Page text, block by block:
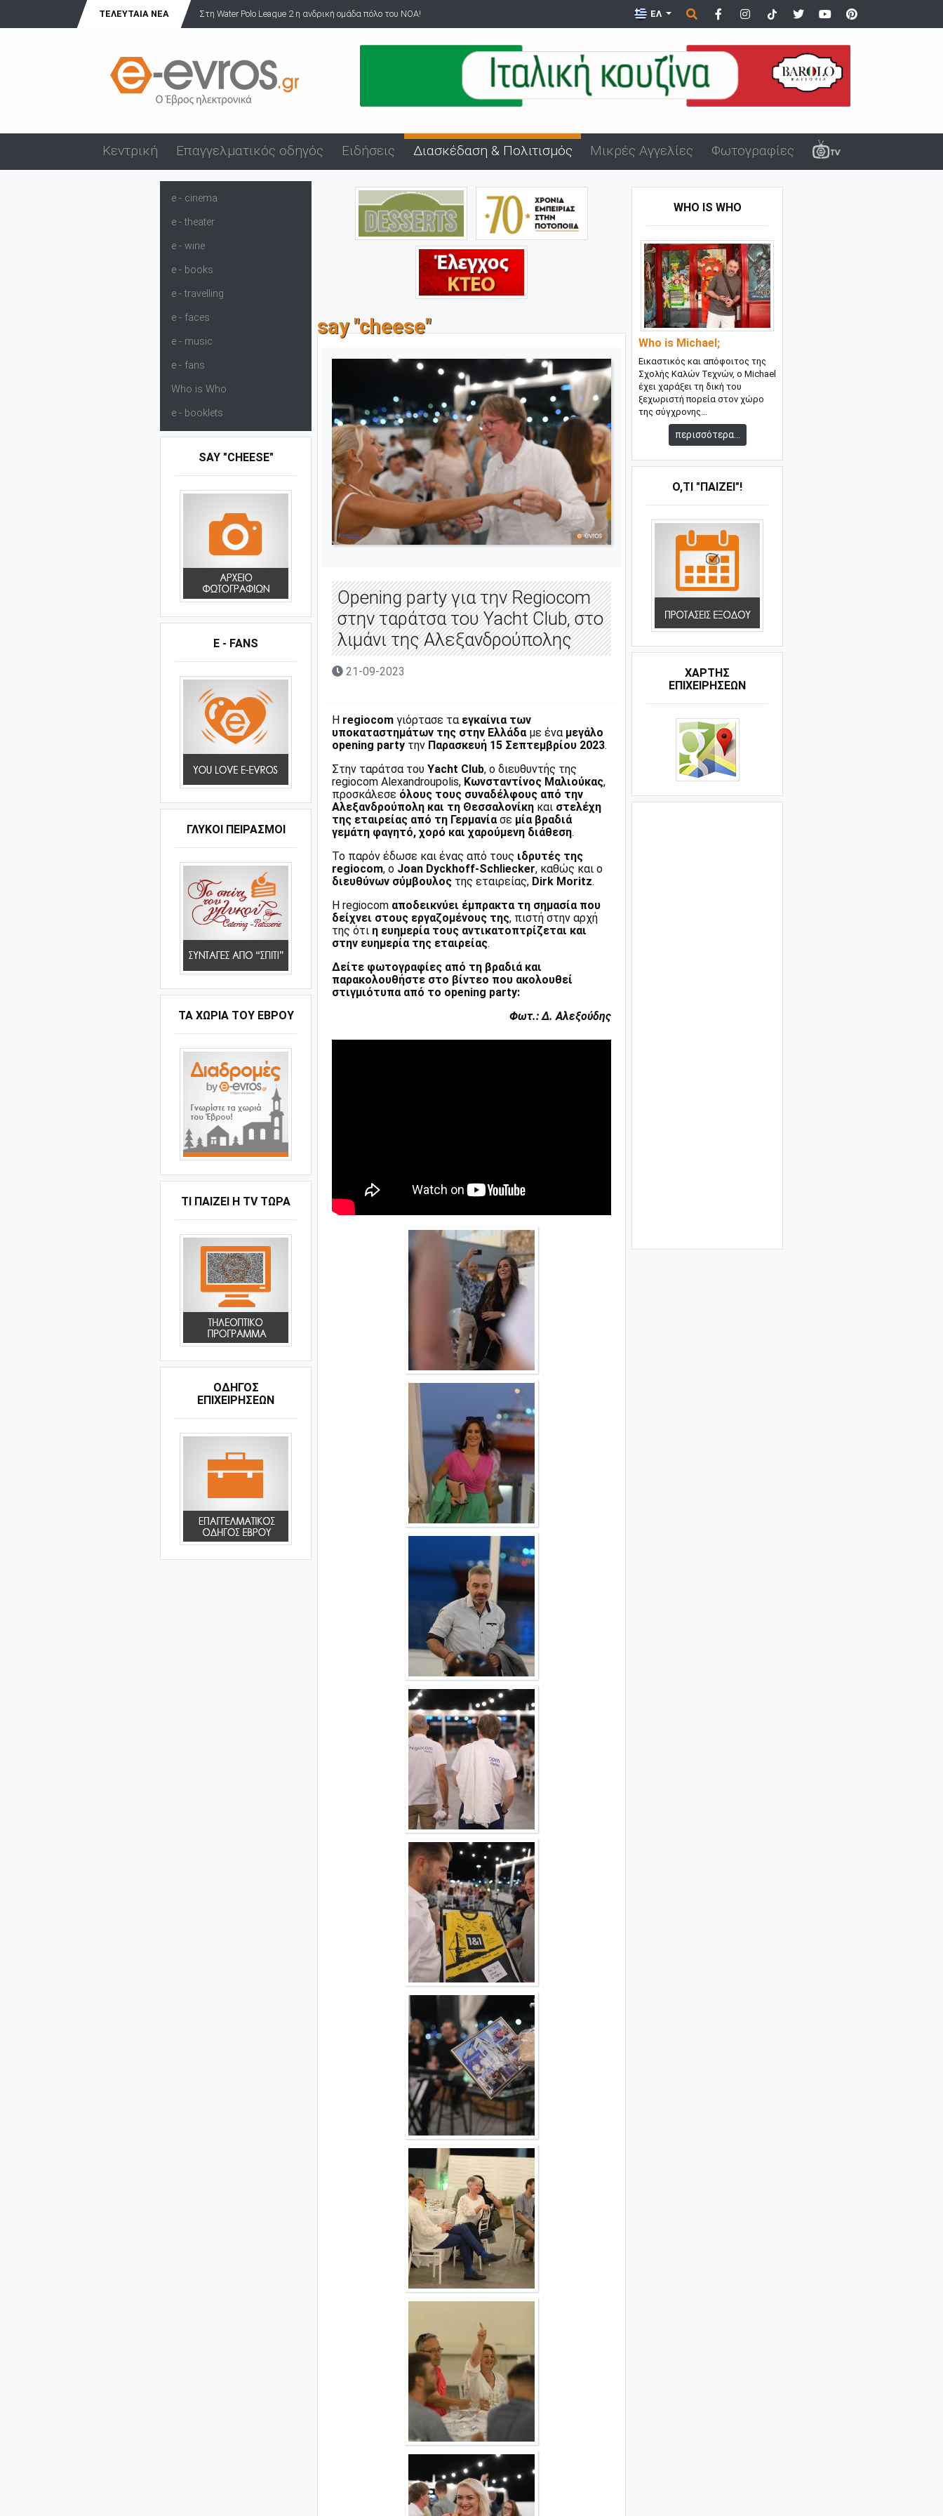
ΤΕΛΕΥΤΑΊΑ ΝΈΑ Άνδρας επιδείκνυε τα γεννητικά του όργανα σε ανήλικα στον Άβ... ΕΛ
Κεντρική Επαγγελματικός οδηγός Ειδήσεις Διασκέδαση & Πολιτισμός Μικρές Αγγελίες Φωτογραφίες
e - cinema
e - theater
e - wine
e - books
e - travelling
e - faces
e - music
e - fans
Who is Who
e - booklets
SAY "CHEESE"
E - FANS
ΓΛΥΚΟΊ ΠΕΙΡΑΣΜΟΊ
ΤΑ ΧΩΡΙΆ ΤΟΥ ΈΒΡΟΥ
ΤΙ ΠΑΊΖΕΙ Η ΤV ΤΏΡΑ
ΟΔΗΓΌΣ
ΕΠΙΧΕΙΡΉΣΕΩΝ
say "cheese"
Opening party για την Regiocom
στην ταράτσα του Yacht Club, στο
λιμάνι της Αλεξανδρούπολης
21-09-2023
Η regiocom γιόρτασε τα εγκαίνια των
υποκαταστημάτων της στην Ελλάδα με ένα μεγάλο
opening party την Παρασκευή 15 Σεπτεμβρίου 2023.
Στην ταράτσα του Yacht Club, ο διευθυντής της
regiocom Alexandroupolis, Κωνσταντίνος Μαλιούκας,
προσκάλεσε όλους τους συναδέλφους από την
Αλεξανδρούπολη και τη Θεσσαλονίκη και στελέχη
της εταιρείας από τη Γερμανία σε μία βραδιά
γεμάτη φαγητό, χορό και χαρούμενη διάθεση.
Το παρόν έδωσε και ένας από τους ιδρυτές της
regiocom, ο Joan Dyckhoff-Schliecker, καθώς και ο
διευθύνων σύμβουλος της εταιρείας, Dirk Moritz.
Η regiocom αποδεικνύει έμπρακτα τη σημασία που
δείχνει στους εργαζομένους της, πιστή στην αρχή
της ότι η ευημερία τους αντικατοπτρίζεται και
στην ευημερία της εταιρείας.
Δείτε φωτογραφίες από τη βραδιά και
παρακολουθήστε στο βίντεο που ακολουθεί
στιγμιότυπα από το opening party:
Φωτ.: Δ. Αλεξούδης
WHO IS WHO
Who is Michael;
Εικαστικός και απόφοιτος της
Σχολής Καλών Τεχνών, ο Michael
έχει χαράξει τη δική του
ξεχωριστή πορεία στον χώρο
της σύγχρονης...
περισσότερα...
Ό,ΤΙ "ΠΑΊΖΕΙ"!
ΧΑΡΤΗΣ
ΕΠΙΧΕΙΡΗΣΕΩΝ